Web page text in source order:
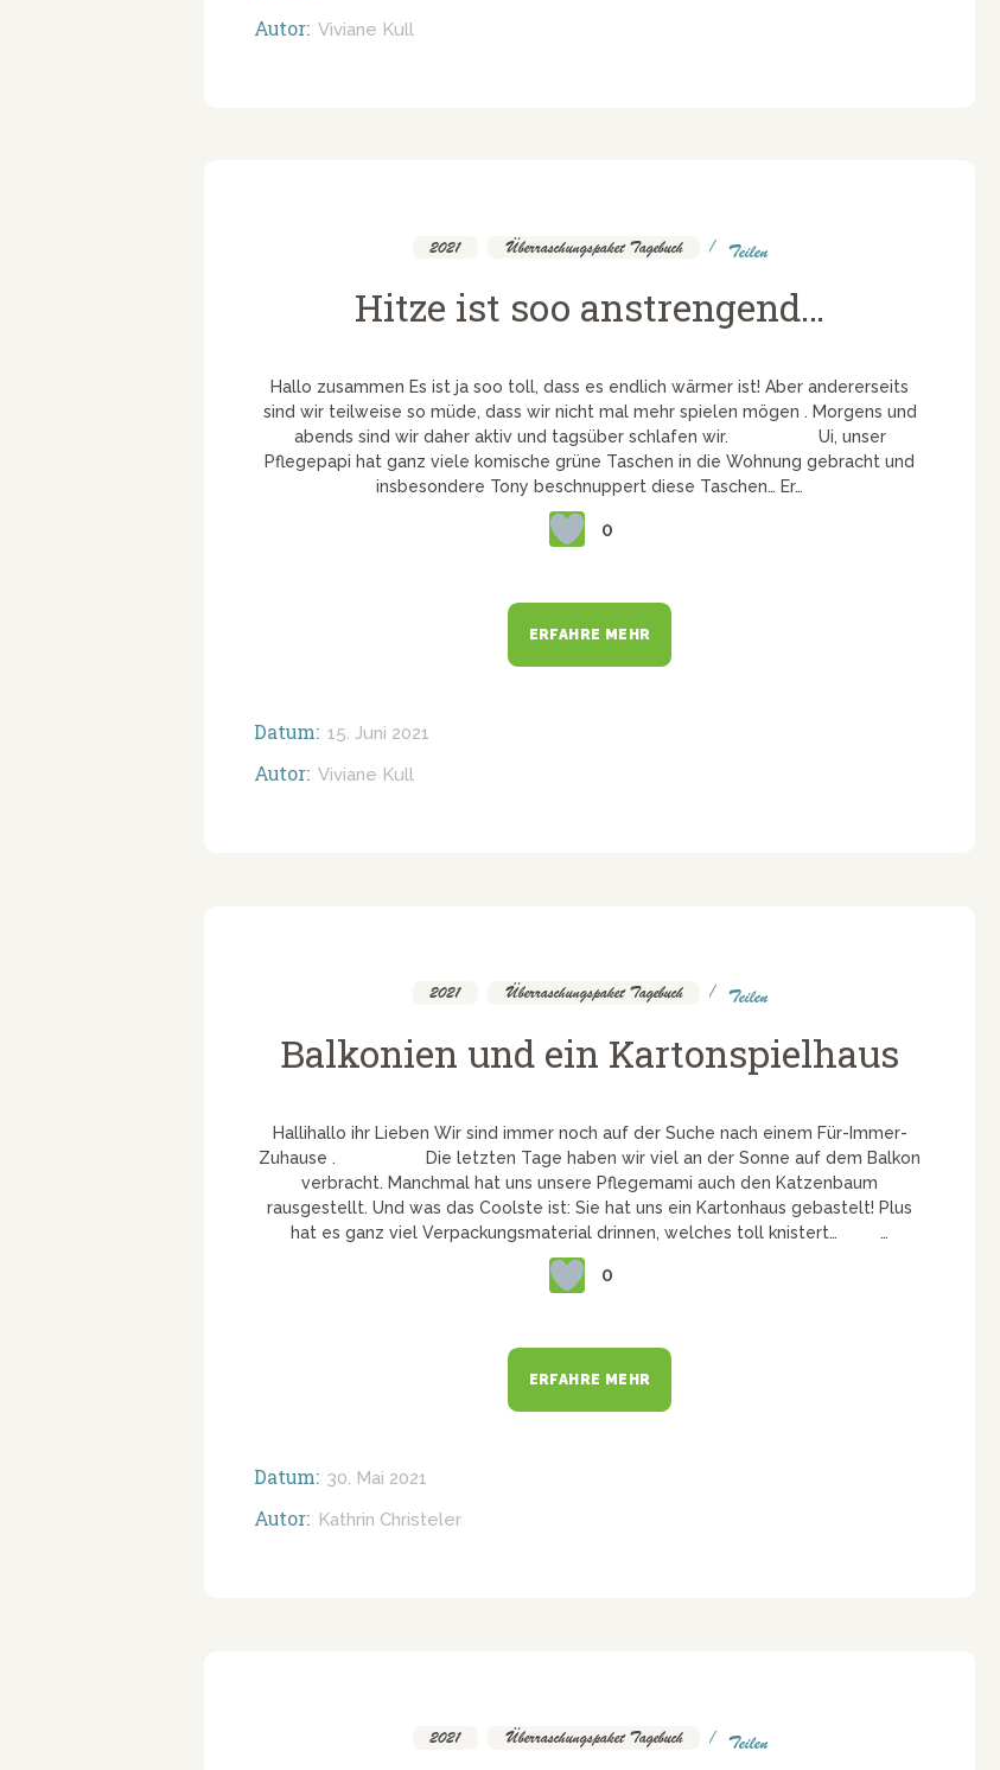
Autor: Viviane Kull
2021 Überraschungspaket Tagebuch Teilen
Hitze ist soo anstrengend…
Hallo zusammen Es ist ja soo toll, dass es endlich wärmer ist! Aber andererseits
sind wir teilweise so müde, dass wir nicht mal mehr spielen mögen . Morgens und
abends sind wir daher aktiv und tagsüber schlafen wir. Ui, unser
Pflegepapi hat ganz viele komische grüne Taschen in die Wohnung gebracht und
insbesondere Tony beschnuppert diese Taschen… Er…
0
ERFAHRE MEHR
Datum: 15. Juni 2021
Autor: Viviane Kull
2021 Überraschungspaket Tagebuch Teilen
Balkonien und ein Kartonspielhaus
Hallihallo ihr Lieben Wir sind immer noch auf der Suche nach einem Für-Immer-
Zuhause . Die letzten Tage haben wir viel an der Sonne auf dem Balkon
verbracht. Manchmal hat uns unsere Pflegemami auch den Katzenbaum
rausgestellt. Und was das Coolste ist: Sie hat uns ein Kartonhaus gebastelt! Plus
hat es ganz viel Verpackungsmaterial drinnen, welches toll knistert… …
0
ERFAHRE MEHR
Datum: 30. Mai 2021
Autor: Kathrin Christeler
2021 Überraschungspaket Tagebuch Teilen